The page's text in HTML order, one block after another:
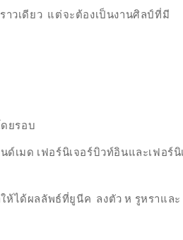
วเดียว แต่จะต้องเป็นงานศิลป์ที่มี
ยรอบ
เมด เฟอร์นิเจอร์บิวท์อินและเฟอร์นิ
ห้ได้ผลลัพธ์ที่ยูนีค ลงตัว ห รูหราและ